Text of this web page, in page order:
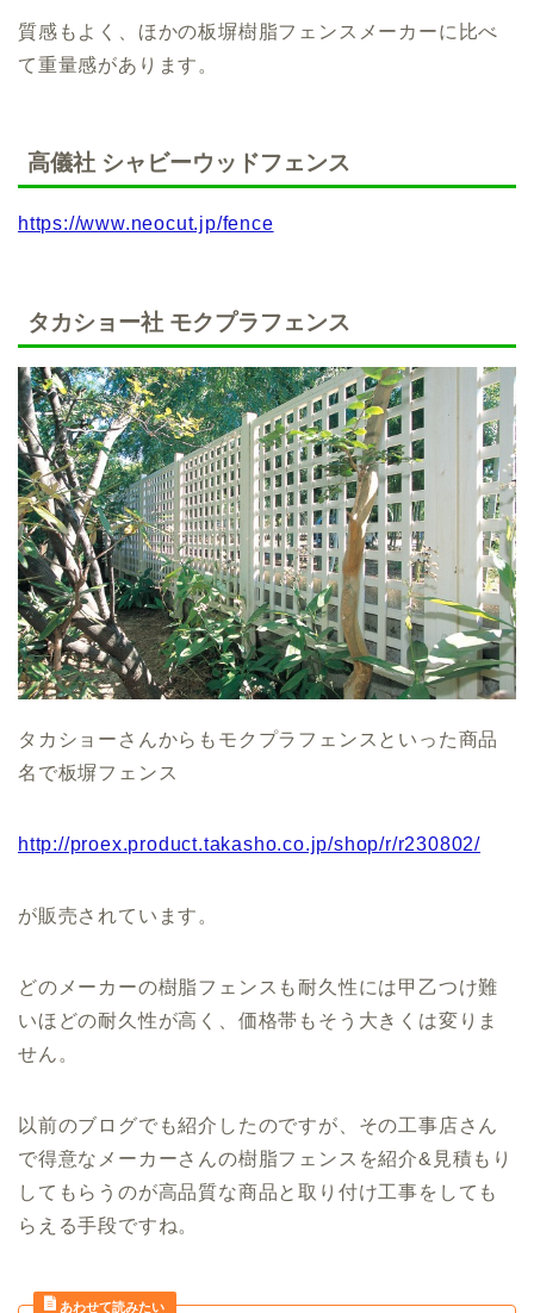
質感もよく、ほかの板塀樹脂フェンスメーカーに比べ
て重量感があります。
高儀社 シャビーウッドフェンス
https://www.neocut.jp/fence
タカショー社 モクプラフェンス
タカショーさんからもモクプラフェンスといった商品
名で板塀フェンス
http://proex.product.takasho.co.jp/shop/r/r230802/
が販売されています。
どのメーカーの樹脂フェンスも耐久性には甲乙つけ難
いほどの耐久性が高く、価格帯もそう大きくは変りま
せん。
以前のブログでも紹介したのですが、その工事店さん
で得意なメーカーさんの樹脂フェンスを紹介&見積もり
してもらうのが高品質な商品と取り付け工事をしても
らえる手段ですね。